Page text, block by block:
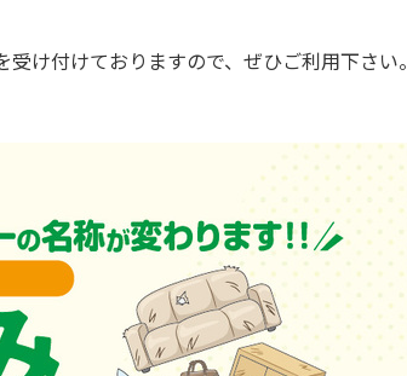
け付けておりますので、ぜひご利用下さい。